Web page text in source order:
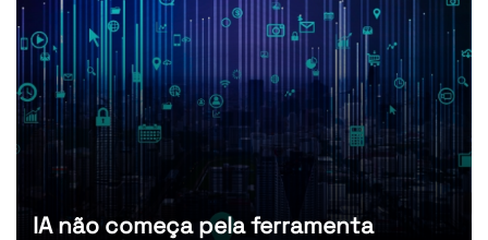
IA não começa pela ferramenta